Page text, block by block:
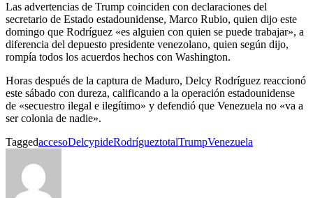
Las advertencias de Trump coinciden con declaraciones del
secretario de Estado estadounidense, Marco Rubio, quien dijo este
domingo que Rodríguez «es alguien con quien se puede trabajar», a
diferencia del depuesto presidente venezolano, quien según dijo,
rompía todos los acuerdos hechos con Washington.
Horas después de la captura de Maduro, Delcy Rodríguez reaccionó
este sábado con dureza, calificando a la operación estadounidense
de «secuestro ilegal e ilegítimo» y defendió que Venezuela no «va a
ser colonia de nadie».
TaggedaccesoDelcypideRodrígueztotalTrumpVenezuela